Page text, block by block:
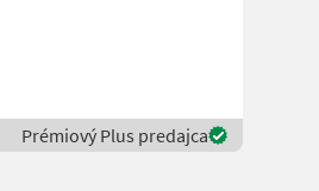
Prémiový Plus predajca